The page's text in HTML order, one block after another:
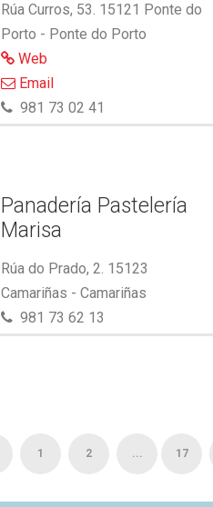
Rúa Curros, 53. 15121 Ponte do
Porto - Ponte do Porto
Web
Email
981 73 02 41
Panadería Pastelería
Marisa
Rúa do Prado, 2. 15123
Camariñas - Camariñas
981 73 62 13
1 2 ... 17